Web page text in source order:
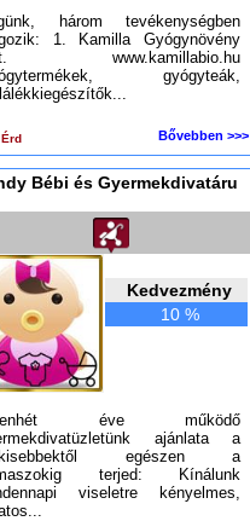
három tevékenységben
1. Kamilla Gyógynövény
www.kamillabio.hu
gyógyteák,
Érd Bővebben >>>
Bébi és Gyermekdivatáru
Kedvezmény
10 %
éve működő
ajánlata a
egészen a
terjed: Kínálunk
viseletre kényelmes,